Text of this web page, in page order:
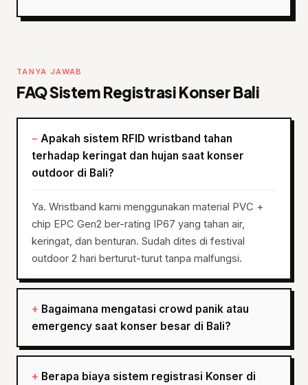
TANYA JAWAB
FAQ Sistem Registrasi Konser Bali
Apakah sistem RFID wristband tahan
terhadap keringat dan hujan saat konser
outdoor di Bali?
Ya. Wristband kami menggunakan material PVC +
chip EPC Gen2 ber-rating IP67 yang tahan air,
keringat, dan benturan. Sudah dites di festival
outdoor 2 hari berturut-turut tanpa malfungsi.
Bagaimana mengatasi crowd panik atau
emergency saat konser besar di Bali?
Berapa biaya sistem registrasi Konser di